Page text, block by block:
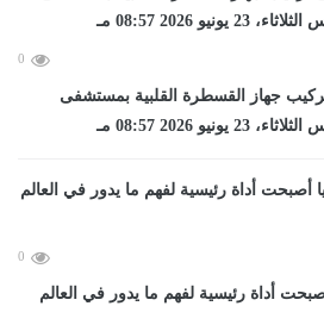
0
على تركيب جهاز القسطرة القلبية بمستشفى
2026 08:57 مـ
0
أداة رئيسية لفهم ما يدور في العالم